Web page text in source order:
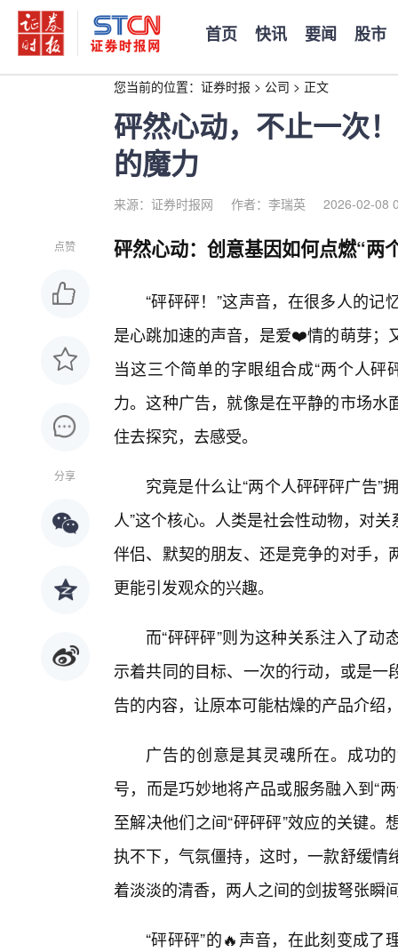
首页 快讯 要闻 股市
您当前的位置： 证券时报 > 公司 > 正文
砰然心动，不止一次
的魔力
来源：证券时报网 作者：李瑞英 2026-02-08
点赞
分享
砰然心动：创意基因如何点燃“两
“砰砰砰！”这声音，在很多人的
是心跳加速的声音，是爱❤️情的萌芽；
当这三个简单的字眼组合成“两个人
力。这种广告，就像是在平静的市场
住去探究，去感受。
究竟是什么让“两个人砰砰砰广告”
人”这个核心。人类是社会性动物，对
伴侣、默契的朋友、还是竞争的对手
更能引发观众的兴趣。
而“砰砰砰”则为这种关系注入了
示着共同的目标、一次的行动，或是
告的内容，让原本可能枯燥的产品介绍
广告的创意是其灵魂所在。成功
号，而是巧妙地将产品或服务融入到“
至解决他们之间“砰砰砰”效应的关键
执不下，气氛僵持，这时，一款舒缓
着淡淡的清香，两人之间的剑拔弩张瞬
“砰砰砰”的🔥声音，在此刻变成